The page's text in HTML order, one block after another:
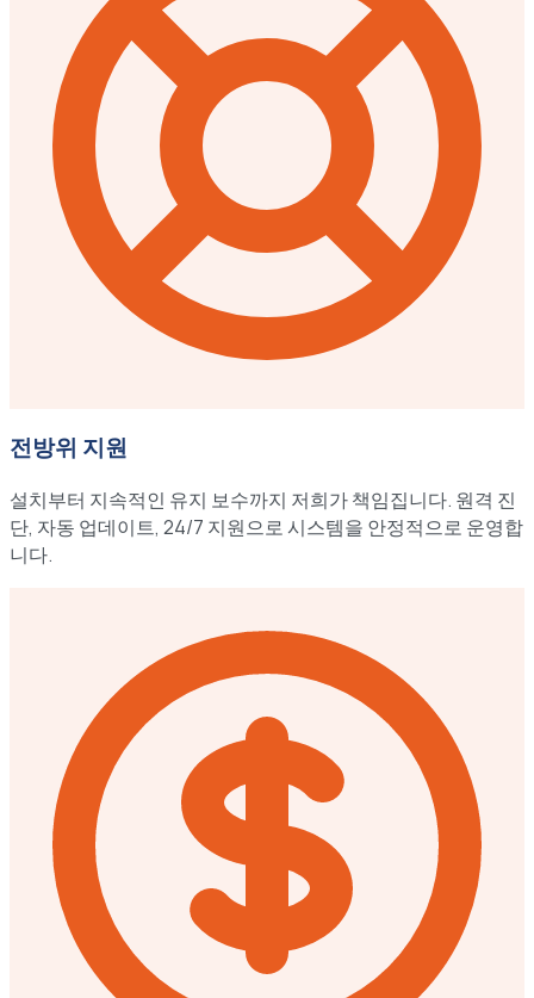
전방위 지원
설치부터 지속적인 유지 보수까지 저희가 책임집니다. 원격 진
단, 자동 업데이트, 24/7 지원으로 시스템을 안정적으로 운영합
니다.